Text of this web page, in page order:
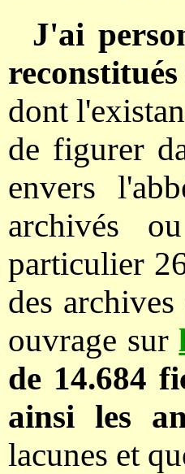
J'ai
reconstitués
dont
de figurer
envers
archivés
particulier
des
ouvrage sur
de 14.684
ainsi les
lacunes et